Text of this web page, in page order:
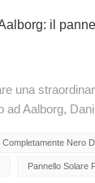
il
una
ad Aalborg,
celle con
Completamente Nero
Pannello Solare